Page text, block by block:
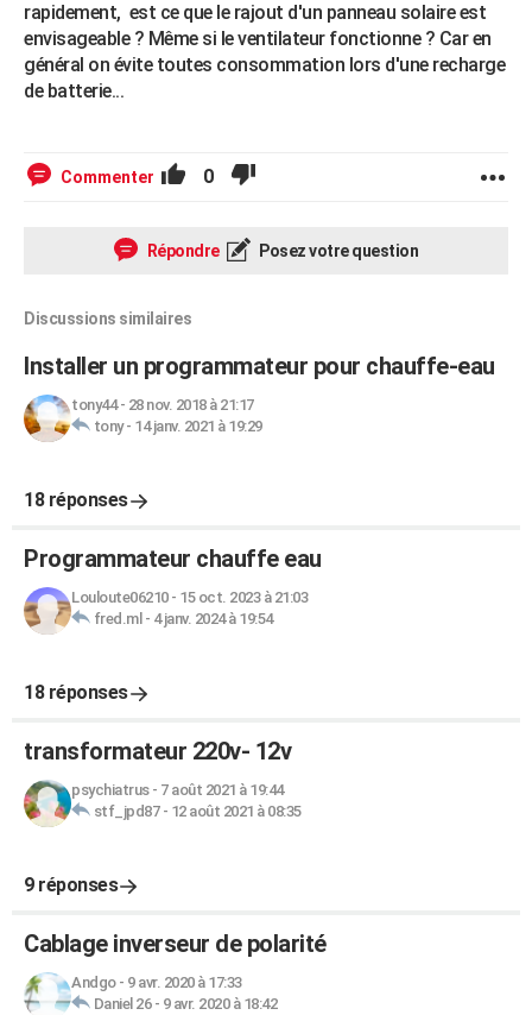
rapidement, est ce que le rajout d'un panneau solaire est
envisageable ? Même si le ventilateur fonctionne ? Car en
général on évite toutes consommation lors d'une recharge
de batterie...
Commenter 0
Répondre Posez votre question
Discussions similaires
Installer un programmateur pour chauffe-eau
tony44- 28 nov. 2018 à 21:17
tony- 14 janv. 2021 à 19:29
18 réponses
Programmateur chauffe eau
Louloute06210- 15 oct. 2023 à 21:03
fred.ml - 4 janv. 2024 à 19:54
18 réponses
transformateur 220v- 12v
psychiatrus- 7 août 2021 à 19:44
stf_jpd87- 12 août 2021 à 08:35
9 réponses
Cablage inverseur de polarité
Andgo- 9 avr. 2020 à 17:33
Daniel 26- 9 avr. 2020 à 18:42